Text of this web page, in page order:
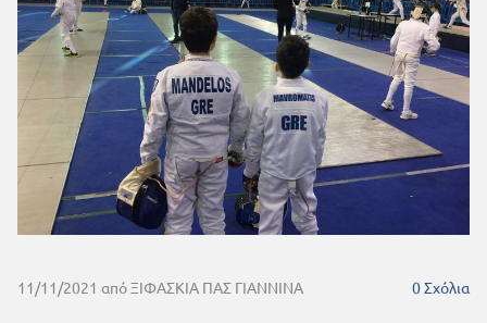
11/11/2021 από ΞΙΦΑΣΚΙΑ ΠΑΣ ΓΙΑΝΝΙΝΑ 0Σχόλια